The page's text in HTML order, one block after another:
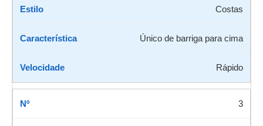
Costas
Único de barriga para cima
Rápido
3